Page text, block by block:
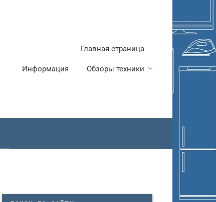
Главная страница
Информация Обзоры техники